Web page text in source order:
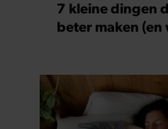
gebruiken.7 kleine dingen
beter maken